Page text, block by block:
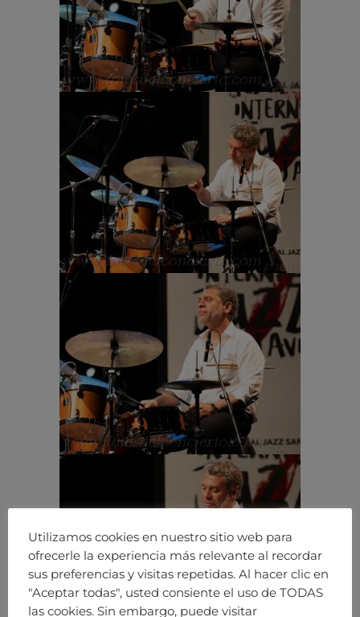
Utilizamos cookies en nuestro sitio web para
ofrecerle la experiencia más relevante al recordar
sus preferencias y visitas repetidas. Al hacer clic en
"Aceptar todas", usted consiente el uso de TODAS
las cookies. Sin embargo, puede visitar